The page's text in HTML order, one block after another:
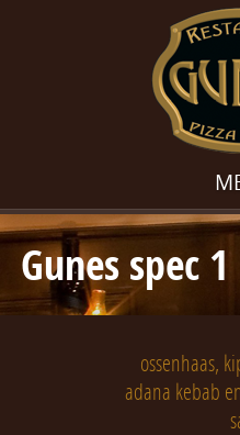
Gunes spec
ossenhaas,
adana kebab